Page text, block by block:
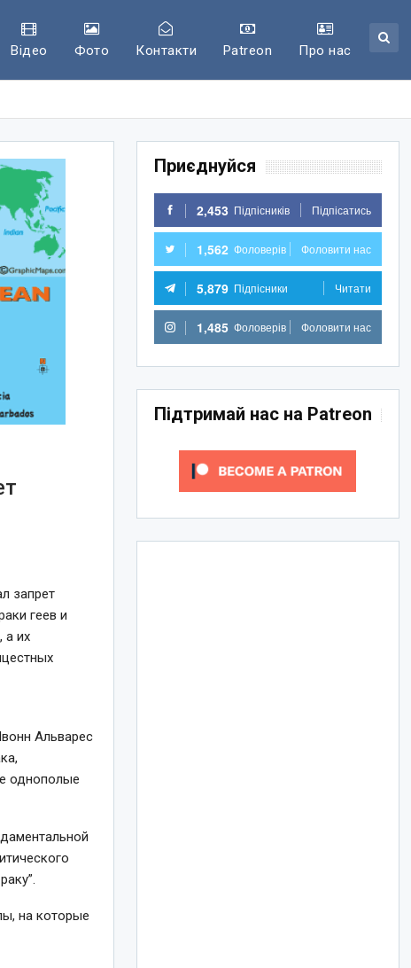
Відео Фото Контакти Patreon Про нас
запрет
геев и
а их
Альварес
однополые
на которые
Приєднуйся
2,453 Підпісників Підпісатись
1,562 Фоловерів Фоловити нас
5,879 Підпісники Читати
1,485 Фоловерів Фоловити нас
Підтримай нас на Patreon